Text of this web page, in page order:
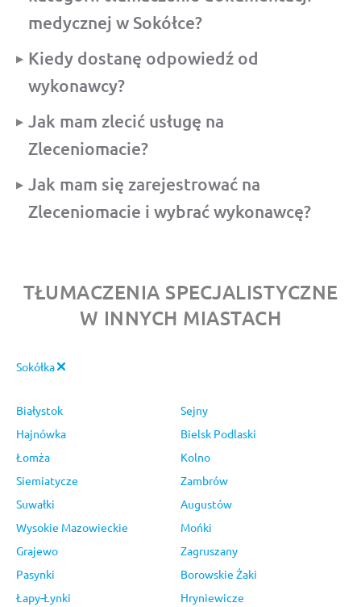
medycznej w Sokółce?
Kiedy dostanę odpowiedź od
wykonawcy?
Jak mam zlecić usługę na
Zleceniomacie?
Jak mam się zarejestrować na
Zleceniomacie i wybrać wykonawcę?
TŁUMACZENIA SPECJALISTYCZNE
W INNYCH MIASTACH
Sokółka
Białystok
Sejny
Hajnówka
Bielsk Podlaski
Łomża
Kolno
Siemiatycze
Zambrów
Suwałki
Augustów
Wysokie Mazowieckie
Mońki
Grajewo
Zagruszany
Pasynki
Borowskie Żaki
Łapy-Łynki
Hryniewicze